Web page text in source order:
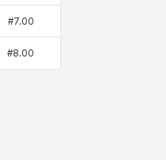
#7.00
#8.00